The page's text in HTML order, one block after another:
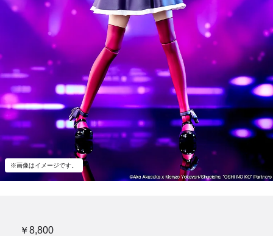
※画像はイメージです。
￥8,800